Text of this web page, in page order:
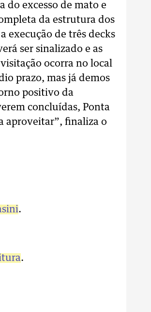
do excesso de mato e
da estrutura dos
execução de três decks
ser sinalizado e as
ocorra no local
prazo, mas já demos
positivo da
concluídas, Ponta
aproveitar”, finaliza o
.
.